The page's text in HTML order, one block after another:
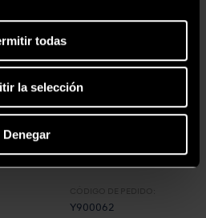
todas
la selección
Denegar
Y900062